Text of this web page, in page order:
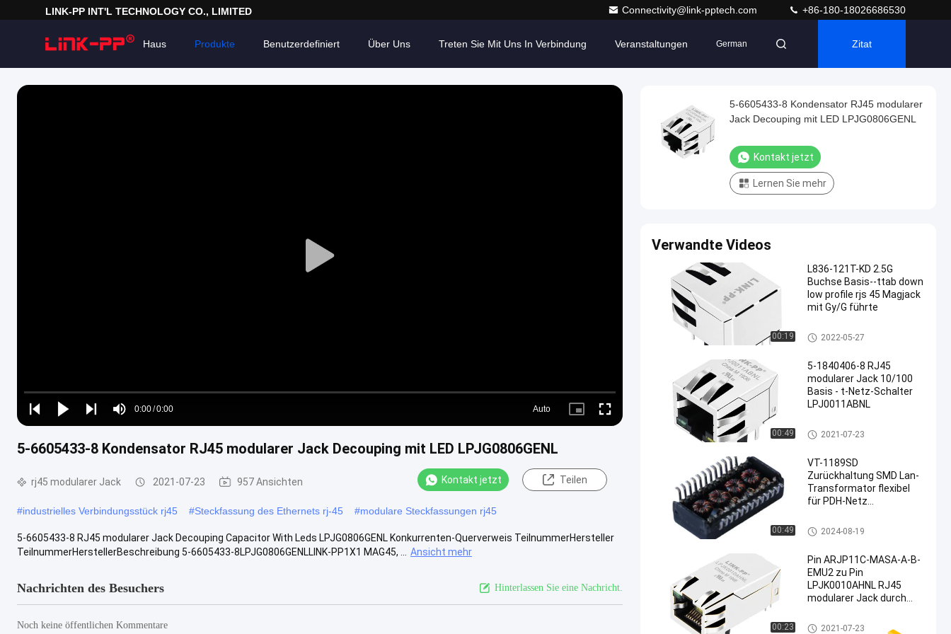
LINK-PP INT'L TECHNOLOGY CO., LIMITED Connectivity@link-pptech.com +86-180-18026686530
Haus Produkte Über Uns Treten Sie Mit Uns In Verbindung Veranstaltungen
Benutzerdefiniert German Zitat
Play
Play
Play
Play
Mute
Time
0:00/0:00
Loaded:
0%
Auto
Picture- Fullscreen
5-6605433-8 Kondensator RJ45 modularer Jack Decouping mit LED LPJG0806GENL
rj45 modularer Jack 2021-07-23 957 Ansichten Kontakt jetzt Teilen
#industrielles Verbindungsstück rj45 #Steckfassung des Ethernets rj-45 #modulare Steckfassungen rj45
5-6605433-8 RJ45 modularer Jack Decouping Capacitor With Leds LPJG0806GENL Konkurrenten-Querverweis TeilnummerHersteller
TeilnummerHerstellerBeschreibung 5-6605433-8LPJG0806GENLLINK-PP1X1 MAG45, ...
Ansicht mehr
Nachrichten des Besuchers Hinterlassen Sie eine Nachricht.
Noch keine öffentlichen Kommentare
5-6605433-8 Kondensator RJ45 modularer
Jack Decouping mit LED LPJG0806GENL
Kontakt jetzt
Lernen Sie mehr
Verwandte Videos
00:19
L836-121T-KD 2.5G
Buchse Basis--ttab down
low profile rjs 45 Magjack
mit Gy/G führte
Magnetisches RJ45 Jack
2022-05-27
00:49
5-1840406-8 RJ45
modularer Jack 10/100
Basis - t-Netz-Schalter
LPJ0011ABNL
rj45 modularer Jack
2021-07-23
00:49
VT-1189SD
Zurückhaltung SMD Lan-
Transformator flexibel
für PDH-Netz
Getrennte magnetische Trans
formatoren
2024-08-19
00:23
Pin ARJP11C-MASA-A-B-
EMU2 zu Pin
LPJK0010AHNL RJ45
modularer Jack durch
rj45 modularer Jack
2021-07-23